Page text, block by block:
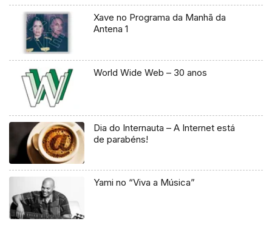
Xave no Programa da Manhã da
Antena 1
World Wide Web – 30 anos
Dia do Internauta – A Internet está
de parabéns!
Yami no “Viva a Música”